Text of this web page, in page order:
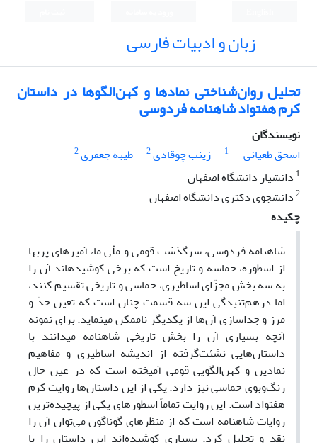
زبان و ادبیات فارسی
تحلیل روان‌شناختی نمادها و کهن‌الگوها در داستان
کرم هفتواد شاهنامه فردوسی
نویسندگان
اسحق طغیانی
1 زینب چوقادی2 طیبه جعفری2
1 دانشیار دانشگاه اصفهان
2دانشجوی دکتری دانشگاه اصفهان
چکیده
شاهنامه فردوسی، سرگذشت قومی و ملّی ما، آمیزه‏ای پربها
از اسطوره، حماسه و تاریخ است که برخی کوشیده‏اند آن را
به سه بخش مجزّای اساطیری، حماسی و تاریخی تقسیم کنند،
اما درهم‌تنیدگی این سه قسمت چنان است که تعین حدّ و
مرز و جداسازی آن‌ها از یکدیگر ناممکن می‏نماید. برای نمونه
آنچه بسیاری آن را بخش تاریخی شاهنامه می‏دانند با
داستان‌هایی نشئت‌گرفته از اندیشه اساطیری و مفاهیم
نمادین و کهن‌الگویی قومی آمیخته است که در عین حال
رنگ‌وبوی حماسی نیز دارد. یکی از این داستان‌ها روایت کرم
هفتواد است. این روایت تماماً اسطوره‏ای یکی از پیچیده‌ترین
روایات شاهنامه است که از منظرهای گوناگون می‌توان آن را
نقد و تحلیل کرد. بسیاری کوشیده‌اند این داستان را با